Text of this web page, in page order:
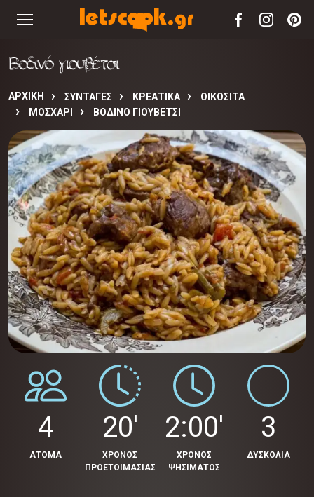
Βοδινό γιουβέτσι
ΑΡΧΙΚΉ ΣΥΝΤΑΓΈΣ ΚΡΕΑΤΙΚΑ
ΟΙΚΟΣΙΤΑ
ΜΟΣΧΑΡΙ
ΒΟΔΙΝΌ ΓΙΟΥΒΈΤΣΙ
4
ΑΤΟΜΑ
20'
ΧΡΟΝΟΣ
ΠΡΟΕΤΟΙΜΑΣΙΑΣ
2:00'
ΧΡΟΝΟΣ
ΨΗΣΙΜΑΤΟΣ
3
ΔΥΣΚΟΛΙΑ